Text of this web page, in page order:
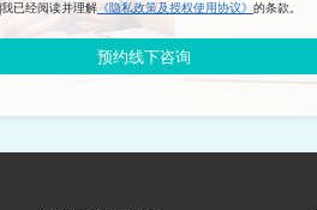
我已经阅读并理解 《隐私政策及授权使用协议》 的条款。
预约线下咨询